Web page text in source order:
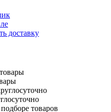
доставку